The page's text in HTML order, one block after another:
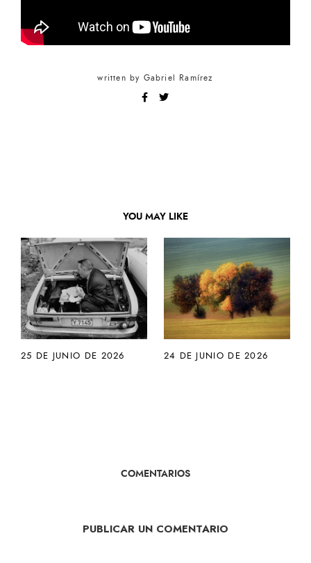
written by Gabriel Ramírez
YOU MAY LIKE
25 DE JUNIO DE 2026 24 DE JUNIO DE 2026
COMENTARIOS
PUBLICAR UN COMENTARIO